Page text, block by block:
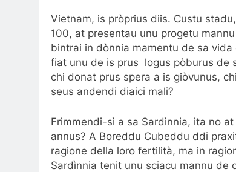
Vietnam, is pròprius diis. Custu
100, at presentau unu progetu
bintrai in dònnia mamentu de sa
fiat unu de is prus logus pòburus de
chi donat prus spera a is giòvunus,
seus andendi diaici mali?
Frimmendi-sì a sa Sardìnnia, ita no
annus? A Boreddu Cubeddu ddi
ragione della loro fertilità, ma in
Sardìnnia tenit unu sciacu mannu de